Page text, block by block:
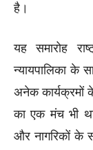
है।
यह समारोह
न्यायपालिका के
अनेक कार्यक्रमों
का एक मंच भी
और नागरिकों के